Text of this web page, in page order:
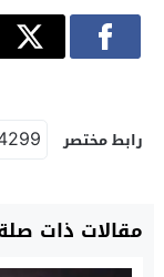
رابط مختصر
مقالات ذات